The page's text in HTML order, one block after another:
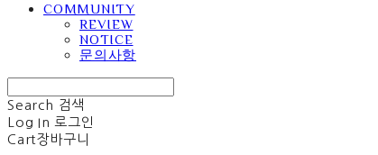
COMMUNITY
REVIEW
NOTICE
문의사항
Search 검색
Log In 로그인
Cart장바구니